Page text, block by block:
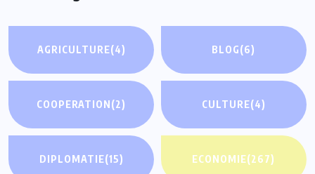
AGRICULTURE(4) BLOG(6)
COOPERATION(2) CULTURE(4)
DIPLOMATIE(15) ECONOMIE(267)